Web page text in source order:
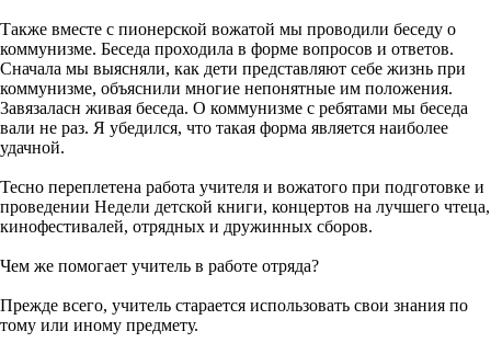
Также вместе с пионерской вожатой мы проводили беседу о
коммунизме. Беседа проходила в форме вопросов и ответов.
Сначала мы выясняли, как дети представляют себе жизнь при
коммунизме, объяснили многие непонятные им положения.
3авязаласн живая беседа. О коммунизме с ребятами мы беседа
вали не раз. Я убедился, что такая форма является наиболее
удачной.
Тесно переплетена работа учителя и вожатого при подготовке и
проведении Недели детской книги, концертов на лучшего чтеца,
кинофестивалей, отрядных и дружинных сборов.
Чем же помогает учитель в работе отряда?
Прежде всего, учитель старается использовать свои знания по
тому или иному предмету.